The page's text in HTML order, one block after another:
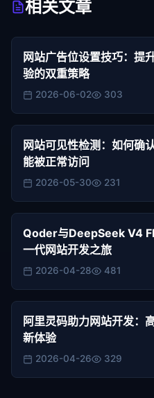
相关文章
网站广告位设置技巧：提
验的双重策略
2026-06-02 303
网站可见性检测：如何确
能被正常访问
2026-05-30 231
Qoder与DeepSeek V4
一代网站开发之旅
2026-04-28 481
阿里灵码助力网站开发：
新体验
2026-04-26 329